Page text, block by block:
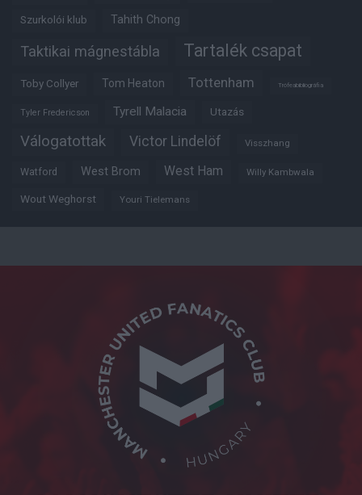
Szurkolói klub Tahith Chong
Taktikai mágnestábla Tartalék csapat
Toby Collyer Tom Heaton Tottenham Trófeabibliográfia
Tyler Fredericson Tyrell Malacia Utazás
Válogatottak Victor Lindelöf Visszhang
Watford West Brom West Ham Willy Kambwala
Wout Weghorst Youri Tielemans